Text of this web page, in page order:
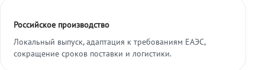
Российское производство
Локальный выпуск, адаптация к требованиям ЕАЭС,
сокращение сроков поставки и логистики.